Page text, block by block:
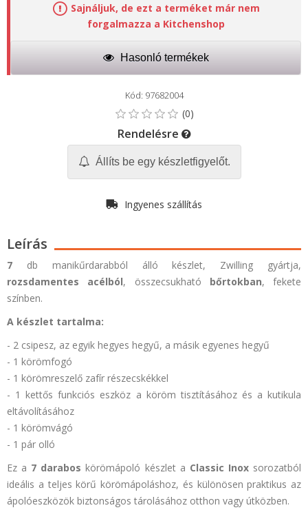
Sajnáljuk, de ezt a terméket már nem
forgalmazza a Kitchenshop
Hasonló termékek
Kód: 97682004
Rendelésre
Állíts be egy készletfigyelőt.
Ingyenes szállítás
Leírás
7 db manikűrdarabból álló készlet, Zwilling gyártja,
rozsdamentes acélból, összecsukható bőrtokban, fekete
színben.
A készlet tartalma:
- 2 csipesz, az egyik hegyes hegyű, a másik egyenes hegyű
- 1 körömfogó
- 1 körömreszelő zafír részecskékkel
- 1 kettős funkciós eszköz a köröm tisztításához és a kutikula
eltávolításához
- 1 körömvágó
- 1 pár olló
Ez a 7 darabos körömápoló készlet a Classic Inoxsorozatból
ideális a teljes körű körömápoláshoz, és különösen praktikus az
ápolóeszközök biztonságos tárolásához otthon vagy útközben.